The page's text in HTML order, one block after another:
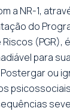
a NR-1,
do
(PGR),
para
ou